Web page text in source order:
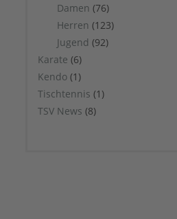
Damen (76)
Herren (123)
Jugend (92)
Karate (6)
Kendo (1)
Tischtennis (1)
TSV News (8)